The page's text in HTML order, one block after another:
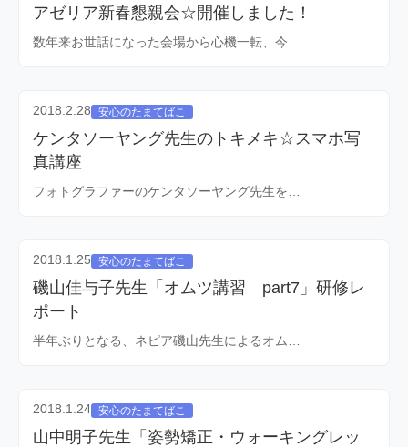
アゼリア新春懇親会☆開催しました！
数年来お世話になった会場から心機一転、今…
2018.2.28 安心のたまてばこ
ケンタソーヤング先生のトキメキ☆スマホ写
真講座
フォトグラファーのケンタソーヤング先生を…
2018.1.25 安心のたまてばこ
磯山佳与子先生「オムツ講習 part7」研修レ
ポート
半年ぶりとなる、ネピア磯山先生によるオム…
2018.1.24 安心のたまてばこ
山中明子先生「姿勢矯正・ウォーキングレッ